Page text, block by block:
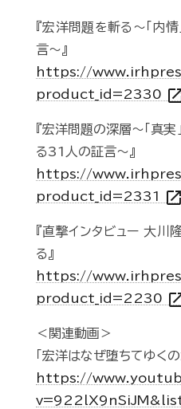
『宏洋問題を斬る～「内
言～』
https://
product_id=2330
『宏洋問題の深層～「真実
る31人の証言～』
https://
product_id=2331
『直撃インタビュー 大川
る』
https://
product_id=2230
＜関連動画＞
「宏洋はなぜ堕ちてゆくの
https://